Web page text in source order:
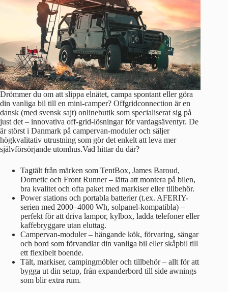
Drömmer du om att slippa elnätet, campa spontant eller göra
din vanliga bil till en mini-camper? Offgridconnection är en
dansk (med svensk sajt) onlinebutik som specialiserat sig på
just det – innovativa off-grid-lösningar för vardagsäventyr. De
är störst i Danmark på campervan-moduler och säljer
högkvalitativ utrustning som gör det enkelt att leva mer
självförsörjande utomhus.Vad hittar du där?
Tagtält från märken som TentBox, James Baroud,
Dometic och Front Runner – lätta att montera på bilen,
bra kvalitet och ofta paket med markiser eller tillbehör.
Power stations och portabla batterier (t.ex. AFERIY-
serien med 2000–4000 Wh, solpanel-kompatibla) –
perfekt för att driva lampor, kylbox, ladda telefoner eller
kaffebryggare utan eluttag.
Campervan-moduler – hängande kök, förvaring, sängar
och bord som förvandlar din vanliga bil eller skåpbil till
ett flexibelt boende.
Tält, markiser, campingmöbler och tillbehör – allt för att
bygga ut din setup, från expanderbord till side awnings
som blir extra rum.